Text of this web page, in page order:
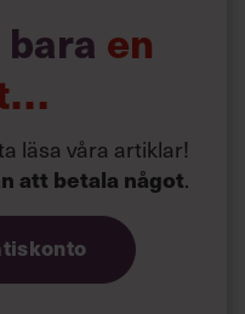
en
läsa våra artiklar!
att betala något.